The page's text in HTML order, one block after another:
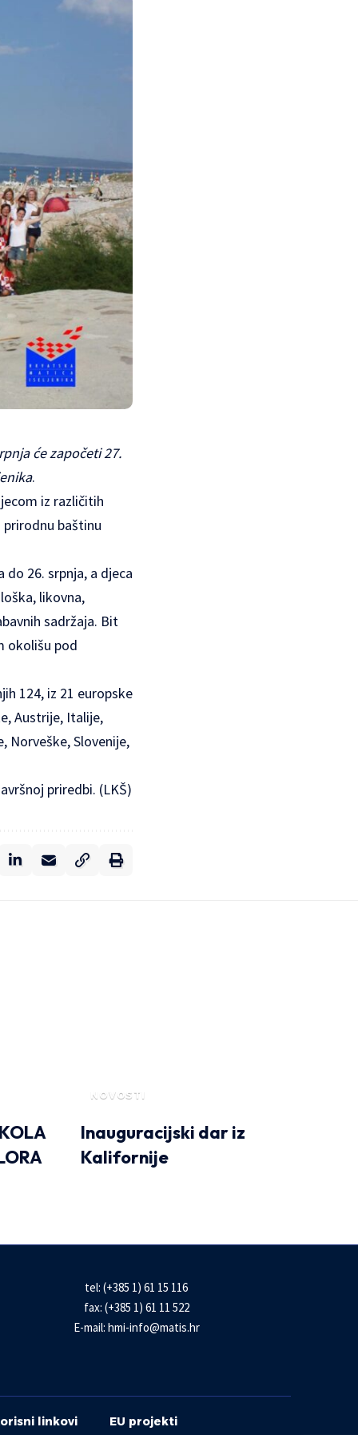
će započeti 27.
.
iz različitih
baštinu
26. srpnja, a djeca
likovna,
sadržaja. Bit
okolišu pod
124, iz 21 europske
Austrije, Italije,
Norveške, Slovenije,
priredbi. (LKŠ)
NOVOSTI
Inauguracijski dar iz
Kalifornije
tel: (+385 1) 61 15 116
fax: (+385 1) 61 11 522
E-mail: hmi-info@matis.hr
linkovi EU projekti